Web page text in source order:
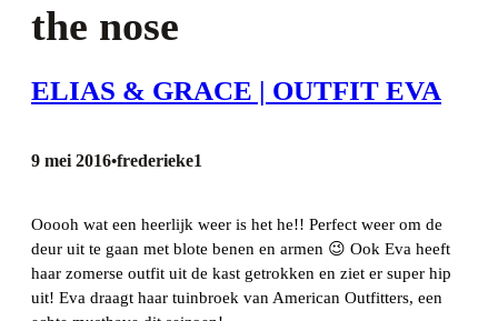
the nose
ELIAS & GRACE | OUTFIT EVA
9 mei 2016•frederieke1
Ooooh wat een heerlijk weer is het he!! Perfect weer om de
deur uit te gaan met blote benen en armen 😉 Ook Eva heeft
haar zomerse outfit uit de kast getrokken en ziet er super hip
uit! Eva draagt haar tuinbroek van American Outfitters, een